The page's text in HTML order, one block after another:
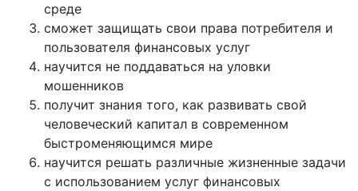
среде
сможет защищать свои права потребителя и
пользователя финансовых услуг
научится не поддаваться на уловки
мошенников
получит знания того, как развивать свой
человеческий капитал в современном
быстроменяющимся мире
научится решать различные жизненные задачи
с использованием услуг финансовых